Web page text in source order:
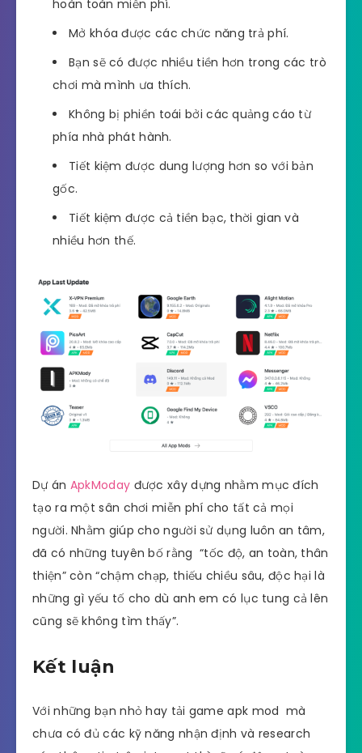
hoàn toàn miễn phí.
Mở khóa được các chức năng trả phí.
Bạn sẽ có được nhiều tiền hơn trong các trò
chơi mà mình ưa thích.
Không bị phiền toái bởi các quảng cáo từ
phía nhà phát hành.
Tiết kiệm được dung lượng hơn so với bản
gốc.
Tiết kiệm được cả tiền bạc, thời gian và
nhiều hơn thế.
Dự án ApkModay được xây dựng nhằm mục đích
tạo ra một sân chơi miễn phí cho tất cả mọi
người. Nhằm giúp cho người sử dụng luôn an tâm,
đã có những tuyên bố rằng “tốc độ, an toàn, thân
thiện” còn “chậm chạp, thiếu chiều sâu, độc hại là
những gì yếu tố cho dù anh em có lục tung cả lên
cũng sẽ không tìm thấy”.
Kết luận
Với những bạn nhỏ hay tải game apk mod mà
chưa có đủ các kỹ năng nhận định và research